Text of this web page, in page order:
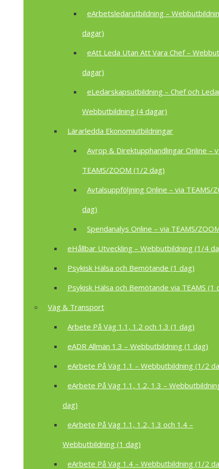
eArbetsledarutbildning –
dagar)
eAtt Leda Utan Att Vara Chef –
dagar)
eLedarskapsutbildning – Chef och
Webbutbildning (4 dagar)
Lärarledda Ekonomiutbildningar
Avrop & Direktupphandlingar Online –
TEAMS/ZOOM (1/2 dag)
Avtalsuppföljning Online – via TEAMS/
dag)
Spendanalys Online – via TEAMS/
eHållbar Utveckling – Webbutbildning (1/4
Psykisk Hälsa och Bemötande (1 dag)
Psykisk Hälsa och Bemötande via TEAMS (1
Väg & Transport
Arbete På Väg 1.1, 1.2 och 1.3 (1 dag)
eADR Allmän 1.3 – Webbutbildning (1 dag)
eArbete På Väg 1.1 – Webbutbildning (1/2
eArbete På Väg 1.1, 1.2, 1.3 –
dag)
eArbete På Väg 1.1, 1.2, 1.3 och 1.4 –
Webbutbildning (1 dag)
eArbete På Väg 1.4 – Webbutbildning (1/2